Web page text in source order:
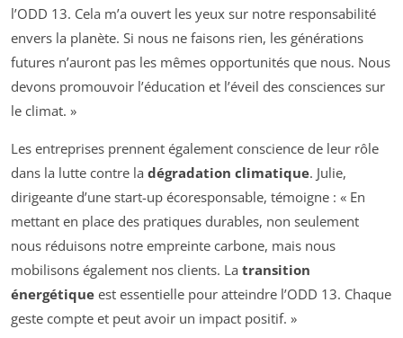
l’ODD 13. Cela m’a ouvert les yeux sur notre responsabilité
envers la planète. Si nous ne faisons rien, les générations
futures n’auront pas les mêmes opportunités que nous. Nous
devons promouvoir l’éducation et l’éveil des consciences sur
le climat. »
Les entreprises prennent également conscience de leur rôle
dans la lutte contre la dégradation climatique. Julie,
dirigeante d’une start-up écoresponsable, témoigne : « En
mettant en place des pratiques durables, non seulement
nous réduisons notre empreinte carbone, mais nous
mobilisons également nos clients. La transition
énergétique est essentielle pour atteindre l’ODD 13. Chaque
geste compte et peut avoir un impact positif. »